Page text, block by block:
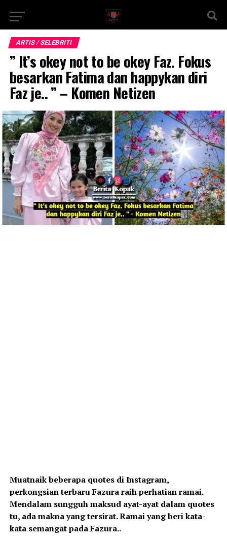
ARTIS / SELEBRITI
” It’s okey not to be okey Faz. Fokus
besarkan Fatima dan happykan diri
Faz je.. ” – Komen Netizen
Muatnaik beberapa quotes di Instagram,
perkongsian terbaru Fazura raih perhatian ramai.
Mendalam sungguh maksud ayat-ayat dalam quotes
tu, ada makna yang tersirat. Ramai yang beri kata-
kata semangat pada Fazura..